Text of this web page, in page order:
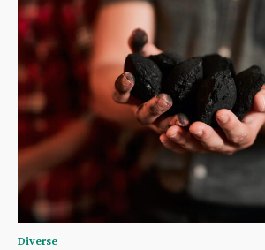
Diverse